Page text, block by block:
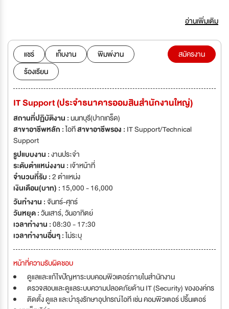
อ่านเพิ่มเติม
แชร์ เก็บงาน
พิมพ์งาน
ร้องเรียน
สมัครงาน
IT Support (ประจำธนาคารออมสินสำนักงานใหญ่)
สถานที่ปฏิบัติงาน :นนทบุรี(ปากเกร็ด)
สาขาอาชีพหลัก :ไอทีสาขาอาชีพรอง : IT Support/Technical
Support
รูปแบบงาน :งานประจำ
ระดับตำแหน่งงาน : เจ้าหน้าที่
จำนวนที่รับ :2 ตำแหน่ง
เงินเดือน(บาท) : 15,000 - 16,000
วันทำงาน :จันทร์-ศุกร์
วันหยุด :วันเสาร์,วันอาทิตย์
เวลาทำงาน :08:30 - 17:30
เวลาทำงานอื่นๆ :ไม่ระบุ
หน้าที่ความรับผิดชอบ
ดูแลและแก้ไขปัญหาระบบคอมพิวเตอร์ภายในสำนักงาน
ตรวจสอบและดูแลระบบความปลอดภัยด้าน IT (Security) ขององค์กร
ติดตั้ง ดูแล และบำรุงรักษาอุปกรณ์ไอที เช่น คอมพิวเตอร์ ปริ้นเตอร์